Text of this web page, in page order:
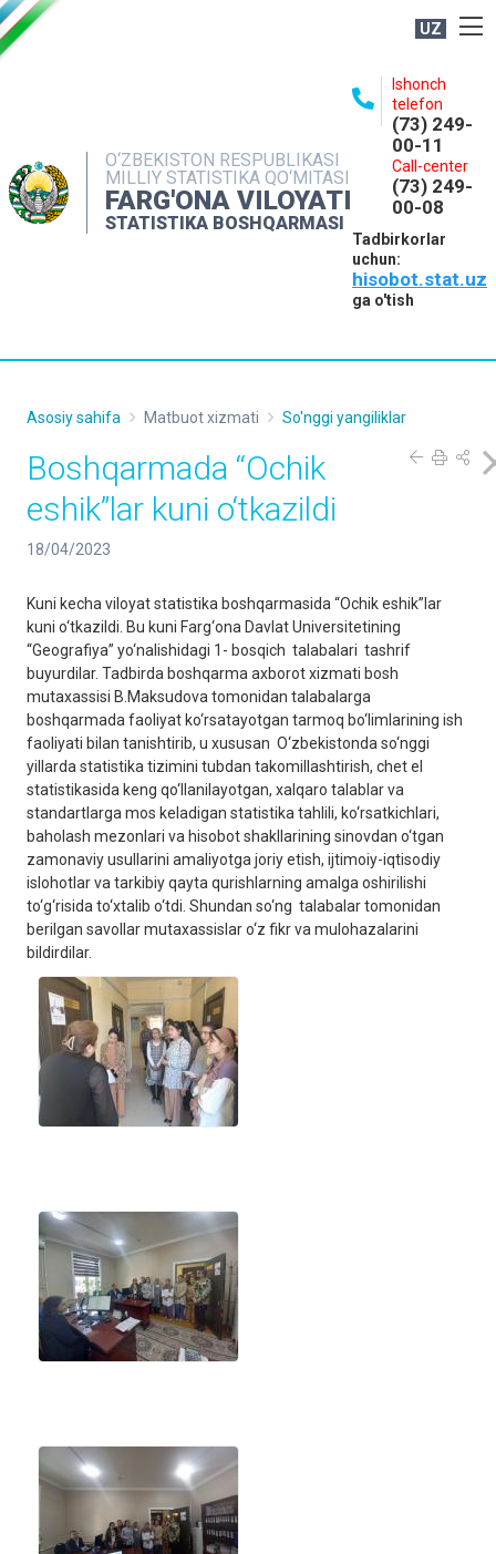
UZ
O‘ZBEKISTON RESPUBLIKASI
MILLIY STATISTIKA QO‘MITASI
FARG'ONA VILOYATI
STATISTIKA BOSHQARMASI
Ishonch
telefon
(73) 249-
00-11
Call-center
(73) 249-
00-08
Tadbirkorlar
uchun:
hisobot.stat.uz
ga o'tish
NASHRLAR
INTERAKTIV XIZMATLAR
MATBUOT XIZMATI
Asosiy sahifa Matbuot xizmati So'nggi yangiliklar
Boshqarmada “Ochik
eshik”lar kuni o‘tkazildi
18/04/2023
Kuni kecha viloyat statistika boshqarmasida “Ochik eshik”lar
kuni o‘tkazildi. Bu kuni Farg‘ona Davlat Universitetining
“Geografiya” yo‘nalishidagi 1- bosqich talabalari tashrif
buyurdilar. Tadbirda boshqarma axborot xizmati bosh
mutaxassisi B.Maksudova tomonidan talabalarga
boshqarmada faoliyat ko‘rsatayotgan tarmoq bo‘limlarining ish
faoliyati bilan tanishtirib, u xususan O‘zbekistonda so‘nggi
yillarda statistika tizimini tubdan takomillashtirish, chet el
statistikasida keng qo‘llanilayotgan, xalqaro talablar va
standartlarga mos keladigan statistika tahlili, ko‘rsatkichlari,
baholash mezonlari va hisobot shakllarining sinovdan o‘tgan
zamonaviy usullarini amaliyotga joriy etish, ijtimoiy-iqtisodiy
islohotlar va tarkibiy qayta qurishlarning amalga oshirilishi
to‘g‘risida to‘xtalib o‘tdi. Shundan so‘ng talabalar tomonidan
berilgan savollar mutaxassislar o‘z fikr va mulohazalarini
bildirdilar.